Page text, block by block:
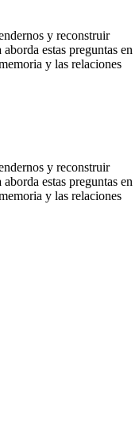
y reconstruir
estas preguntas en
y las relaciones
y reconstruir
estas preguntas en
y las relaciones